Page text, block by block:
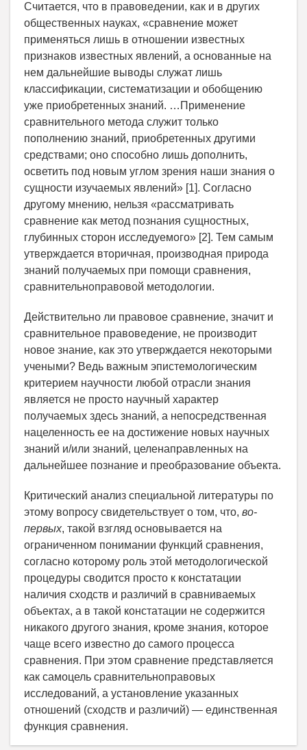
Считается, что в правоведении, как и в других
общественных науках, «сравнение может
применяться лишь в отношении известных
признаков известных явлений, а основанные на
нем дальнейшие выводы служат лишь
классификации, систематизации и обобщению
уже приобретенных знаний. …Применение
сравнительного метода служит только
пополнению знаний, приобретенных другими
средствами; оно способно лишь дополнить,
осветить под новым углом зрения наши знания о
сущности изучаемых явлений» [1]. Согласно
другому мнению, нельзя «рассматривать
сравнение как метод познания сущностных,
глубинных сторон исследуемого» [2]. Тем самым
утверждается вторичная, производная природа
знаний получаемых при помощи сравнения,
сравнительно­правовой методологии.
Действительно ли правовое сравнение, значит и
сравнительное правоведение, не производит
новое знание, как это утверждается некоторыми
учеными? Ведь важным эпистемологическим
критерием научности любой отрасли знания
является не просто научный характер
получаемых здесь знаний, а непосредственная
нацеленность ее на достижение новых научных
знаний и/или знаний, целенаправленных на
дальнейшее познание и преобразование объекта.
Критический анализ специальной литературы по
этому вопросу свидетельствует о том, что, во­
первых, такой взгляд основывается на
ограниченном понимании функций сравнения,
согласно которому роль этой методологической
процедуры сводится просто к констатации
наличия сходств и различий в сравниваемых
объектах, а в такой констатации не содержится
никакого другого знания, кроме знания, которое
чаще всего известно до самого процесса
сравнения. При этом сравнение представляется
как самоцель сравнительно­правовых
исследований, а установление указанных
отношений (сходств и различий) — единственная
функция сравнения.